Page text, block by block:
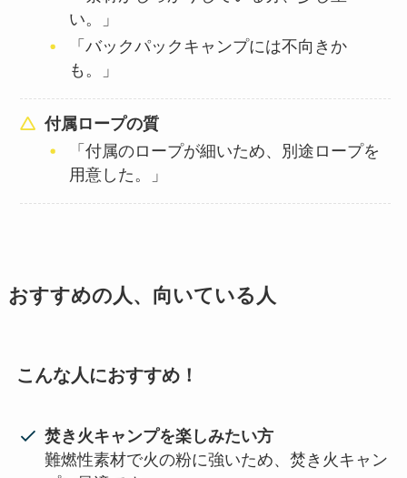
い。」
「バックパックキャンプには不向きか
も。」
付属ロープの質
「付属のロープが細いため、別途ロープを
用意した。」
おすすめの人、向いている人
こんな人におすすめ！
焚き火キャンプを楽しみたい方
難燃性素材で火の粉に強いため、焚き火キャン